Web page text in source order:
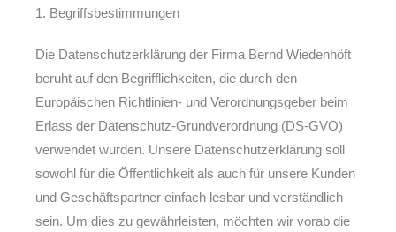
1. Begriffsbestimmungen
Die Datenschutzerklärung der Firma Bernd Wiedenhöft
beruht auf den Begrifflichkeiten, die durch den
Europäischen Richtlinien- und Verordnungsgeber beim
Erlass der Datenschutz-Grundverordnung (DS-GVO)
verwendet wurden. Unsere Datenschutzerklärung soll
sowohl für die Öffentlichkeit als auch für unsere Kunden
und Geschäftspartner einfach lesbar und verständlich
sein. Um dies zu gewährleisten, möchten wir vorab die